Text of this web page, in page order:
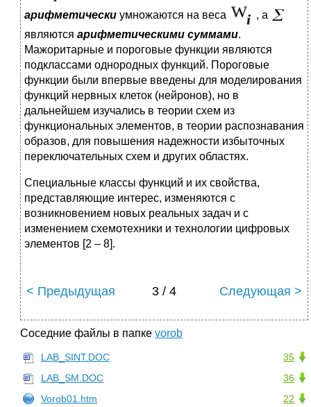
арифметически умножаются на веса
, а
являются арифметическими суммами.
Мажоритарные и пороговые функции являются
подклассами однородных функций. Пороговые
функции были впервые введены для моделирования
функций нервных клеток (нейронов), но в
дальнейшем изучались в теории схем из
функциональных элементов, в теории распознавания
образов, для повышения надежности избыточных
переключательных схем и других областях.
Специальные классы функций и их свойства,
представляющие интерес, изменяются с
возникновением новых реальных задач и с
изменением схемотехники и технологии цифровых
элементов [2 – 8].
< Предыдущая 3 / 4 Следующая >
Соседние файлы в папке vorob
35
LAB_SINT.DOC
36
LAB_SM.DOC
22
Vorob01.htm